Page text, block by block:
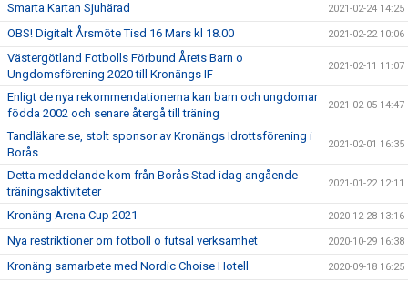
Smarta Kartan Sjuhärad 2021-02-24 14:25
OBS! Digitalt Årsmöte Tisd 16 Mars kl 18.00 2021-02-22 10:06
Västergötland Fotbolls Förbund Årets Barn o
Ungdomsförening 2020 till Kronängs IF
2021-02-11 11:07
Enligt de nya rekommendationerna kan barn och ungdomar
födda 2002 och senare återgå till träning
2021-02-05 14:47
Tandläkare.se, stolt sponsor av Kronängs Idrottsförening i
Borås
2021-02-01 16:35
Detta meddelande kom från Borås Stad idag angående
träningsaktiviteter
2021-01-22 12:11
Kronäng Arena Cup 2021 2020-12-28 13:16
Nya restriktioner om fotboll o futsal verksamhet 2020-10-29 16:38
Kronäng samarbete med Nordic Choise Hotell 2020-09-18 16:25